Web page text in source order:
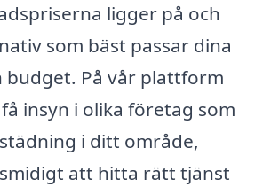
ligger på och
som bäst passar dina
budget. På vår plattform
insyn i olika företag som
i ditt område,
att hitta rätt tjänst